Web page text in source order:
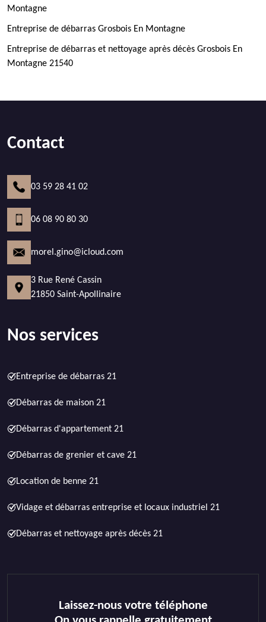
Montagne
Entreprise de débarras Grosbois En Montagne
Entreprise de débarras et nettoyage après décès Grosbois En
Montagne 21540
Contact
03 59 28 41 02
06 08 90 80 30
morel.gino@icloud.com
3 Rue René Cassin
21850 Saint-Apollinaire
Nos services
Entreprise de débarras 21
Débarras de maison 21
Débarras d'appartement 21
Débarras de grenier et cave 21
Location de benne 21
Vidage et débarras entreprise et locaux industriel 21
Débarras et nettoyage après décès 21
Laissez-nous votre téléphone